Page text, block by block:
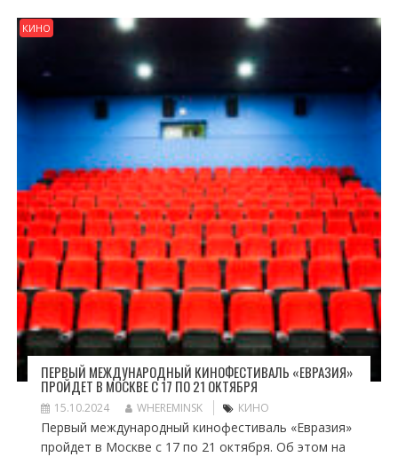
КИНО
ПЕРВЫЙ МЕЖДУНАРОДНЫЙ КИНОФЕСТИВАЛЬ «ЕВРАЗИЯ»
ПРОЙДЕТ В МОСКВЕ С 17 ПО 21 ОКТЯБРЯ
15.10.2024 WHEREMINSK КИНО
Первый международный кинофестиваль «Евразия»
пройдет в Москве с 17 по 21 октября. Об этом на